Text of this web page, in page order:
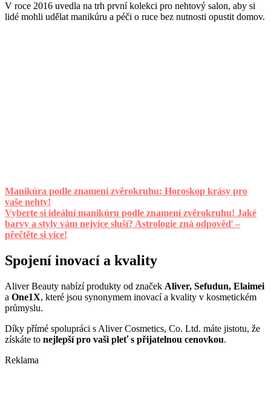
V roce 2016 uvedla na trh první kolekci pro nehtový salon, aby si
lidé mohli udělat manikúru a péči o ruce bez nutnosti opustit domov.
Manikúra podle znamení zvěrokruhu: Horoskop krásy pro
vaše nehty!
Vyberte si ideální manikúru podle znamení zvěrokruhu! Jaké
barvy a styly vám nejvíce sluší? Astrologie zná odpověď –
přečtěte si více!
Spojení inovací a kvality
Aliver Beauty nabízí produkty od značek Aliver, Sefudun, Elaimei
a One1X, které jsou synonymem inovací a kvality v kosmetickém
průmyslu.
Díky přímé spolupráci s Aliver Cosmetics, Co. Ltd. máte jistotu, že
získáte to nejlepší pro vaši pleť s přijatelnou cenovkou.
Reklama